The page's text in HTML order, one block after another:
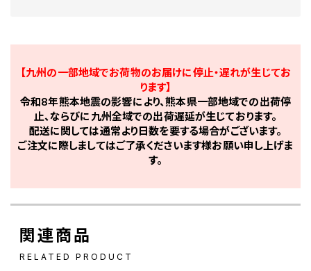
【九州の一部地域でお荷物のお届けに停止・遅れが生じてお
ります】
令和8年熊本地震の影響により、熊本県一部地域での出荷停
止、ならびに九州全域での出荷遅延が生じております。
配送に関しては通常より日数を要する場合がございます。
ご注文に際しましてはご了承くださいます様お願い申し上げま
す。
関連商品
RELATED PRODUCT